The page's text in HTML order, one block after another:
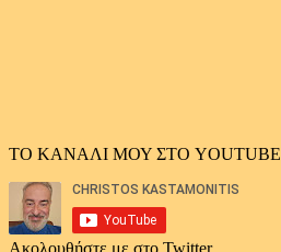
ΤΟ ΚΑΝΑΛΙ ΜΟΥ ΣΤΟ YOUTUBE
Ακολουθήστε με στο Twitter